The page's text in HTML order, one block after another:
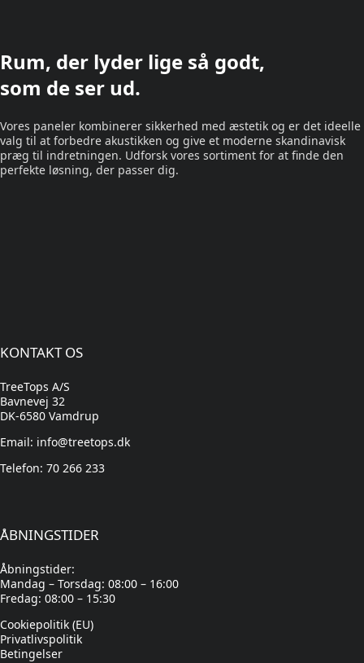
Rum, der lyder lige så godt,
som de ser ud.
Vores paneler kombinerer sikkerhed med æstetik og er det ideelle
valg til at forbedre akustikken og give et moderne skandinavisk
præg til indretningen. Udforsk vores sortiment for at finde den
perfekte løsning, der passer dig.
KONTAKT OS
TreeTops A/S
Bavnevej 32
DK-6580 Vamdrup
Email: info@treetops.dk
Telefon: 70 266 233
ÅBNINGSTIDER
Åbningstider:
Mandag – Torsdag: 08:00 – 16:00
Fredag: 08:00 – 15:30
Cookiepolitik (EU)
Privatlivspolitik
Betingelser